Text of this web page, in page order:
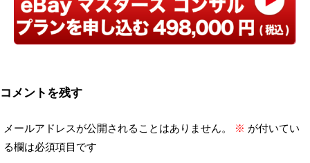
コメントを残す
メールアドレスが公開されることはありません。 ※ が付いてい
る欄は必須項目です